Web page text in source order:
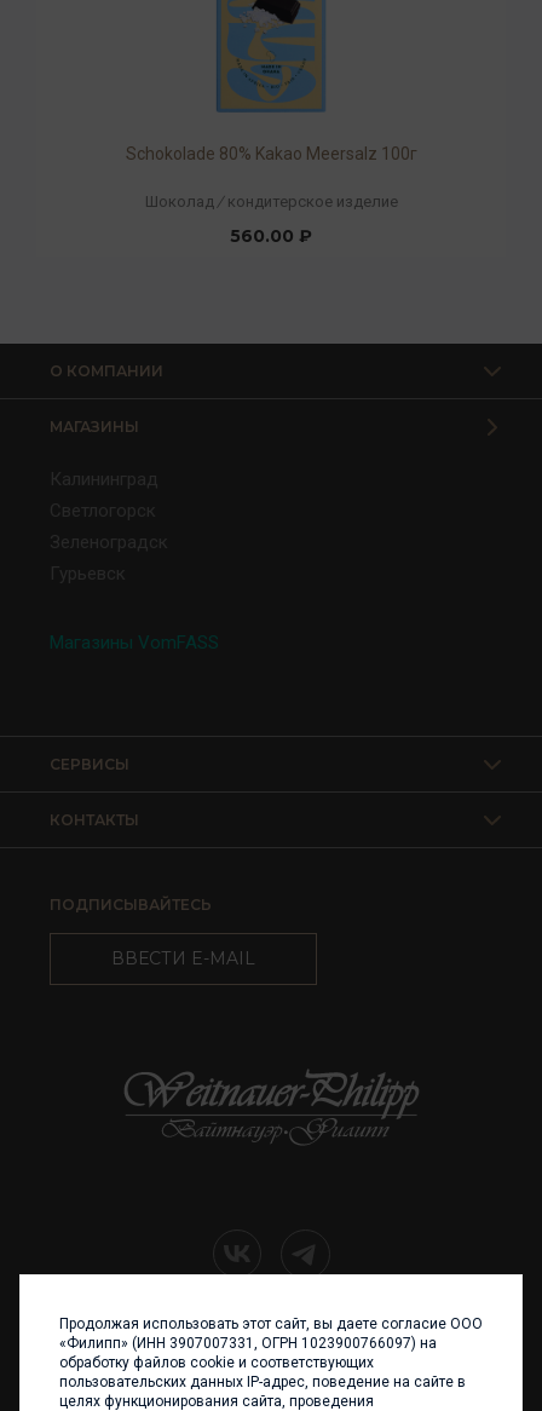
Schokolade 80% Kakao Meersalz 100г
Шоколад / кондитерское изделие
560.00 ₽
О КОМПАНИИ
МАГАЗИНЫ
Калининград
Светлогорск
Зеленоградск
Гурьевск
Магазины VomFASS
КОНТАКТЫ
СЕРВИСЫ
ПОДПИСЫВАЙТЕСЬ
ВВЕСТИ E-MAIL
+7 (4012) 960 898
236017 Калининград,
ул. Каштановая аллея, 47
Телефон: +7 4012 960 898,
Продолжая использовать этот сайт, вы даете согласие ООО
«Филипп» (ИНН 3907007331, ОГРН 1023900766097) на
обработку файлов cookie и соответствующих
пользовательских данных IP-адрес, поведение на сайте в
целях функционирования сайта, проведения